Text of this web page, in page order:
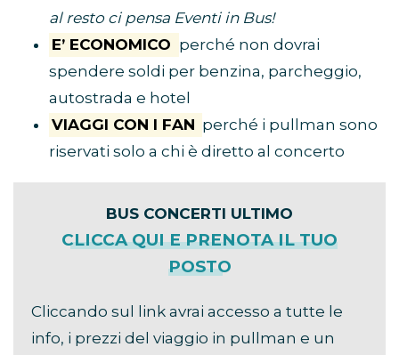
al resto ci pensa Eventi in Bus!
E’ ECONOMICO perché non dovrai
spendere soldi per benzina, parcheggio,
autostrada e hotel
VIAGGI CON I FAN perché i pullman sono
riservati solo a chi è diretto al concerto
BUS CONCERTI ULTIMO
CLICCA QUI E PRENOTA IL TUO
POSTO
Cliccando sul link avrai accesso a tutte le
info, i prezzi del viaggio in pullman e un